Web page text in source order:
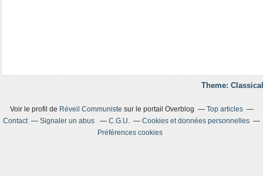
Theme:
Voir le profil de Réveil Communiste sur le portail Overblog
Top articles
Contact
Signaler un abus C.G.U.
Cookies et données personnelles
Préférences cookies